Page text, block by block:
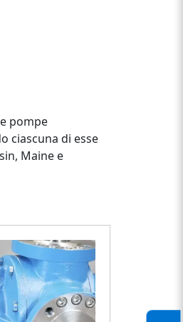
pompe
ciascuna di esse
Maine e